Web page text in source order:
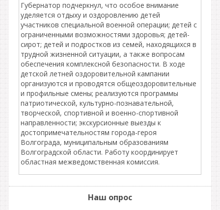
Губернатор подчеркнул, что особое внимание
уделяется отдыху и оздоровлению детей
участников специальной военной операции; детей с
ограниченными возможностями здоровья; детей-
сирот; детей и подростков из семей, находящихся в
трудной жизненной ситуации, а также вопросам
обеспечения комплексной безопасности. В ходе
детской летней оздоровительной кампании
организуются и проводятся общеоздоровительные
и профильные смены; реализуются программы
патриотической, культурно-познавательной,
творческой, спортивной и военно-спортивной
направленности; экскурсионные выезды к
достопримечательностям города-героя
Волгограда, муниципальным образованиям
Волгоградской области. Работу координирует
областная межведомственная комиссия.
Наш опрос